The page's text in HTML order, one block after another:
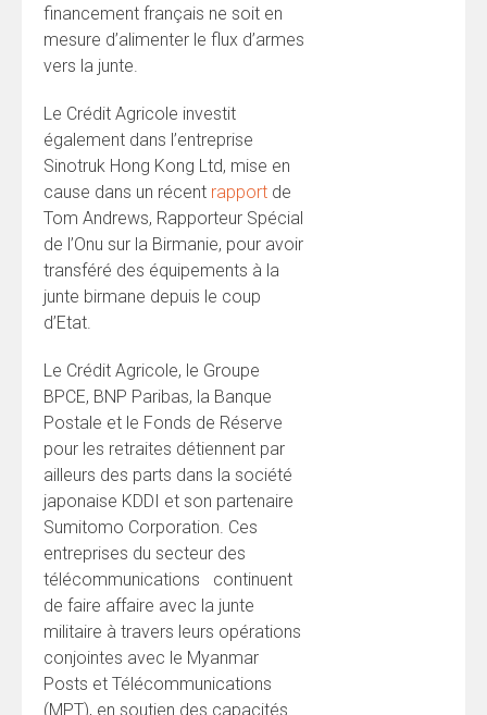
financement français ne soit en
mesure d’alimenter le flux d’armes
vers la junte.
Le Crédit Agricole investit
également dans l’entreprise
Sinotruk Hong Kong Ltd, mise en
cause dans un récent rapport de
Tom Andrews, Rapporteur Spécial
de l’Onu sur la Birmanie, pour avoir
transféré des équipements à la
junte birmane depuis le coup
d’Etat.
Le Crédit Agricole, le Groupe
BPCE, BNP Paribas, la Banque
Postale et le Fonds de Réserve
pour les retraites détiennent par
ailleurs des parts dans la société
japonaise KDDI et son partenaire
Sumitomo Corporation. Ces
entreprises du secteur des
télécommunications continuent
de faire affaire avec la junte
militaire à travers leurs opérations
conjointes avec le Myanmar
Posts et Télécommunications
(MPT), en soutien des capacités